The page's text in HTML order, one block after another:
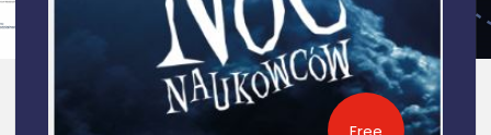
DZIEŃ DELTY 2026